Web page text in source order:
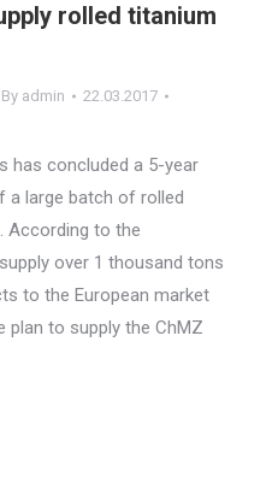
rolled titanium
By admin
22.03.2017
has concluded a 5-year
a large batch of rolled
According to the
over 1 thousand tons
to the European market
plan to supply the ChMZ